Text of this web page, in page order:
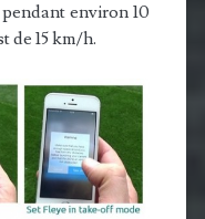
environ 10
de 15 km/h.